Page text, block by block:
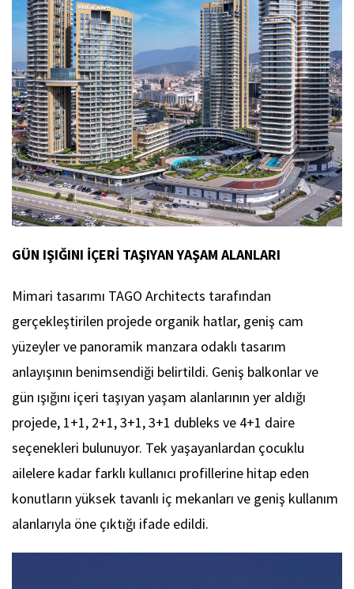
GÜN IŞIĞINI İÇERİ TAŞIYAN YAŞAM ALANLARI
Mimari tasarımı TAGO Architects tarafından
gerçekleştirilen projede organik hatlar, geniş cam
yüzeyler ve panoramik manzara odaklı tasarım
anlayışının benimsendiği belirtildi. Geniş balkonlar ve
gün ışığını içeri taşıyan yaşam alanlarının yer aldığı
projede, 1+1, 2+1, 3+1, 3+1 dubleks ve 4+1 daire
seçenekleri bulunuyor. Tek yaşayanlardan çocuklu
ailelere kadar farklı kullanıcı profillerine hitap eden
konutların yüksek tavanlı iç mekanları ve geniş kullanım
alanlarıyla öne çıktığı ifade edildi.